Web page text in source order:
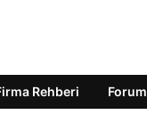
Rehberi Forum